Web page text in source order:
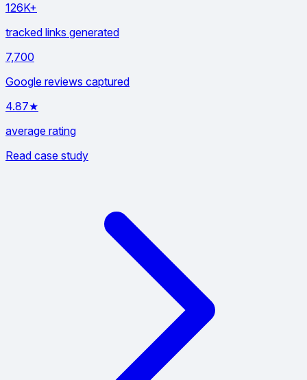
126K+
tracked links generated
7,700
Google reviews captured
4.87★
average rating
Read case study